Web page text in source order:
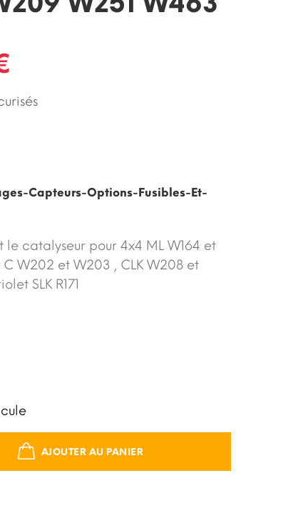
Capteurs-Options-Fusibles-Et-
catalyseur pour 4x4 ML W164 et
W202 et W203 , CLK W208 et
SLK R171
AJOUTER AU PANIER